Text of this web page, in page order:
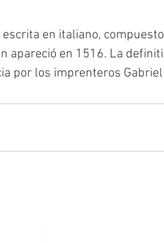
escrita en italiano,
apareció en 1516. La
por los imprenteros